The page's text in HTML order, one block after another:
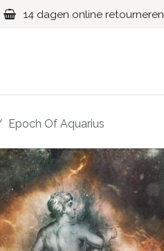
14 dagen online retourneren
Epoch Of Aquarius